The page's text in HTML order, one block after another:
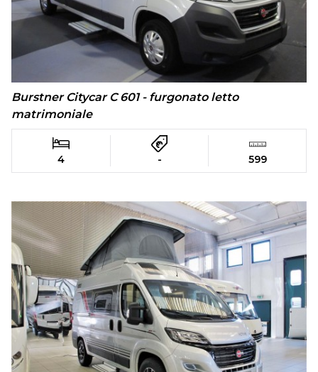
Burstner Citycar C 601 - furgonato letto
matrimoniale
4 - 599